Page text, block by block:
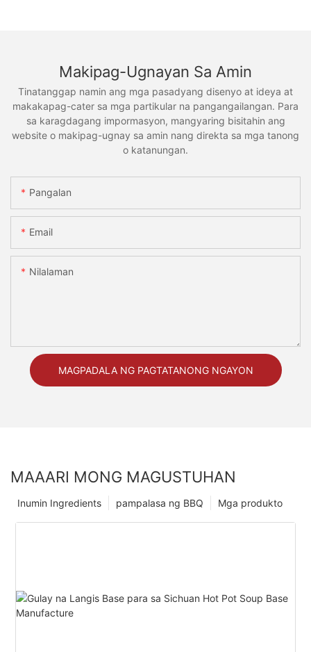
Makipag-Ugnayan Sa Amin
Tinatanggap namin ang mga pasadyang disenyo at ideya at
makakapag-cater sa mga partikular na pangangailangan. Para
sa karagdagang impormasyon, mangyaring bisitahin ang
website o makipag-ugnay sa amin nang direkta sa mga tanong
o katanungan.
Pangalan
Email
Nilalaman
MAGPADALA NG PAGTATANONG NGAYON
MAAARI MONG MAGUSTUHAN
Mga produkto
pampalasa ng BBQ
Inumin Ingredients